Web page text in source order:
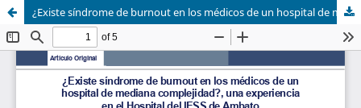
¿Existe síndrome de burnout en los médicos de un hospital de mediana complejidad?, una experiencia en el Hospital del IESS de Ambato